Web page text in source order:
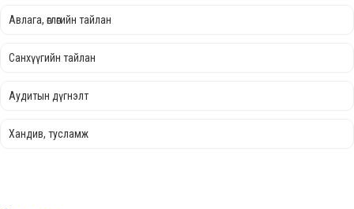
Авлага, өглөгийн тайлан
Санхүүгийн тайлан
Аудитын дүгнэлт
Хандив, тусламж